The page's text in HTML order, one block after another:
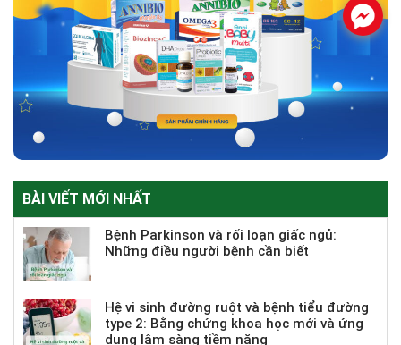
BÀI VIẾT MỚI NHẤT
Bệnh Parkinson và rối loạn giấc ngủ:
Những điều người bệnh cần biết
Hệ vi sinh đường ruột và bệnh tiểu đường
type 2: Bằng chứng khoa học mới và ứng
dụng lâm sàng tiềm năng
.